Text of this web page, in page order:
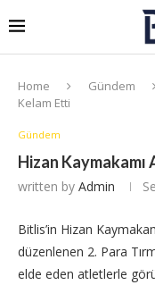
Home Gündem
Kelam Etti
Gündem
Hizan
written by Admin
Bitlis’in Hizan
düzenlenen 2. Para
elde eden atletlerle